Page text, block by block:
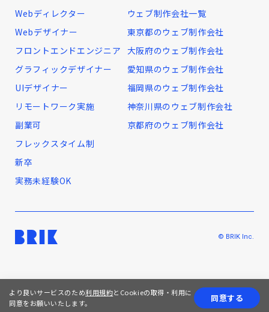
Webディレクター
Webデザイナー
フロントエンドエンジニア
グラフィックデザイナー
UIデザイナー
リモートワーク実施
副業可
フレックスタイム制
新卒
実務未経験OK
ウェブ制作会社一覧
東京都のウェブ制作会社
大阪府のウェブ制作会社
愛知県のウェブ制作会社
福岡県のウェブ制作会社
神奈川県のウェブ制作会社
京都府のウェブ制作会社
© BRIK Inc.
より良いサービスのため利用規約とCookieの取得・利用に
同意をお願いいたします。
同意する